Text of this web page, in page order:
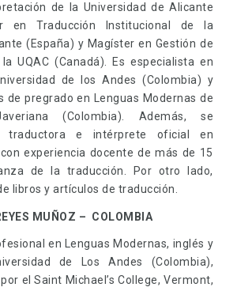
de la Universidad de Alicante
en Traducción Institucional de la
(España) y Magíster en Gestión de
UQAC (Canadá). Es especialista en
de los Andes (Colombia) y
de pregrado en Lenguas Modernas de
(Colombia). Además, se
traductora e intérprete oficial en
experiencia docente de más de 15
de la traducción. Por otro lado,
libros y artículos de traducción.
MUÑOZ – COLOMBIA
en Lenguas Modernas, inglés y
de Los Andes (Colombia),
el Saint Michael’s College, Vermont,